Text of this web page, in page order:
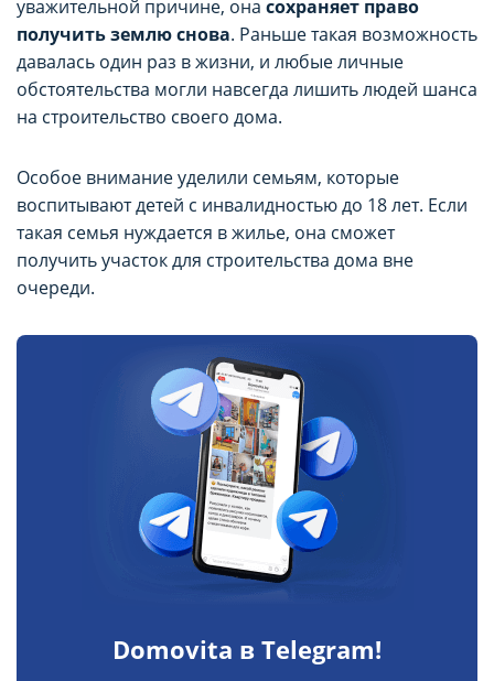
уважительной причине, она сохраняет право
получить землю снова. Раньше такая возможность
давалась один раз в жизни, и любые личные
обстоятельства могли навсегда лишить людей шанса
на строительство своего дома.
Особое внимание уделили семьям, которые
воспитывают детей с инвалидностью до 18 лет. Если
такая семья нуждается в жилье, она сможет
получить участок для строительства дома вне
очереди.
Domovita в Telegram!